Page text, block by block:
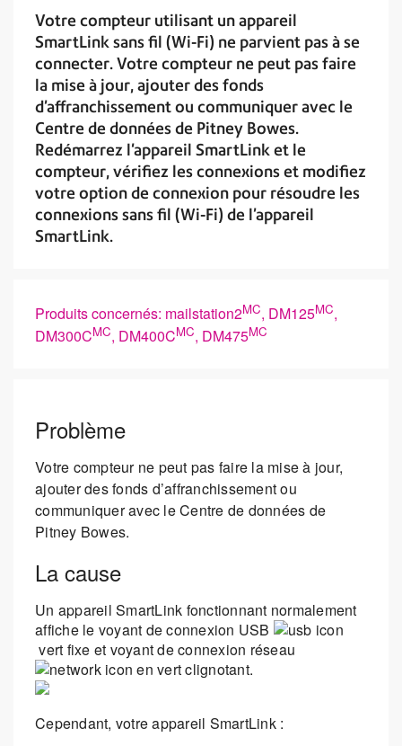
Votre compteur utilisant un appareil
SmartLink sans fil (Wi-Fi) ne parvient pas à se
connecter. Votre compteur ne peut pas faire
la mise à jour, ajouter des fonds
d’affranchissement ou communiquer avec le
Centre de données de Pitney Bowes.
Redémarrez l'appareil SmartLink et le
compteur, vérifiez les connexions et modifiez
votre option de connexion pour résoudre les
connexions sans fil (Wi-Fi) de l’appareil
SmartLink.
Produits concernés: mailstation2MC, DM125MC,
DM300CMC, DM400CMC, DM475MC
Problème
Votre compteur ne peut pas faire la mise à jour,
ajouter des fonds d’affranchissement ou
communiquer avec le Centre de données de
Pitney Bowes.
La cause
Un appareil SmartLink fonctionnant normalement
affiche le voyant de connexion USB
vert fixe et voyant de connexion réseau
en vert clignotant.
Cependant, votre appareil SmartLink :